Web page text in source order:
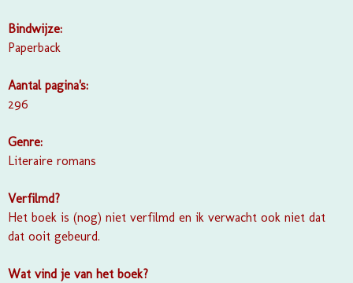
Bindwijze:
Paperback
Aantal pagina's:
296
Genre:
Literaire romans
Verfilmd?
Het boek is (nog) niet verfilmd en ik verwacht ook niet dat
dat ooit gebeurd.
Wat vind je van het boek?